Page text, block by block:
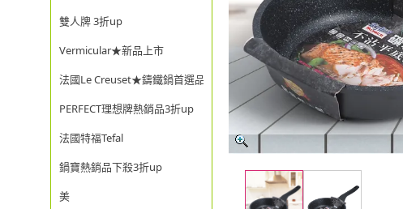
雙人牌 3折up
Vermicular★新品上市
法國Le Creuset★鑄鐵鍋首選品牌
PERFECT理想牌熱銷品3折up
法國特福Tefal
鍋寶熱銷品下殺3折up
美